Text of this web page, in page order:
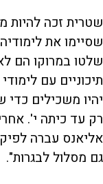
שטרית זכה להיות
שסיימו את
שלטו במרוקו הם
תיכוניים עם
יהיו משכילים
אליאנס עברה
גם מסלול לבגרות".